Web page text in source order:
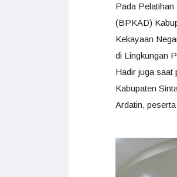
Pada Pelatihan
(BPKAD)
Kekayaan
di Lingkungan
Hadir juga saat
Kabupaten
Ardatin,